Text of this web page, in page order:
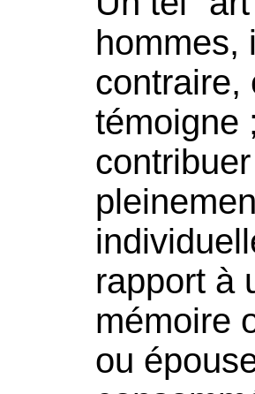
hommes,
contraire,
témoigne
rapport à
mémoire
ou